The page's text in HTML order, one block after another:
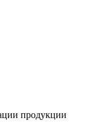
продукции